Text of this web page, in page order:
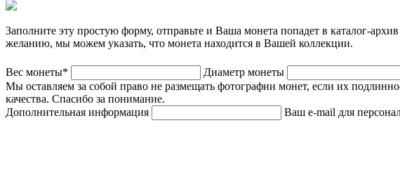
Заполните эту простую форму, отправьте и Ваша монета попадет в каталог-
желанию, мы можем указать, что монета находится в Вашей коллекции.
Вес монеты* Диаметр монеты
Мы оставляем за собой право не размещать фотографии монет, если их
качества. Спасибо за понимание.
Дополнительная информация
Ваш e-mail для